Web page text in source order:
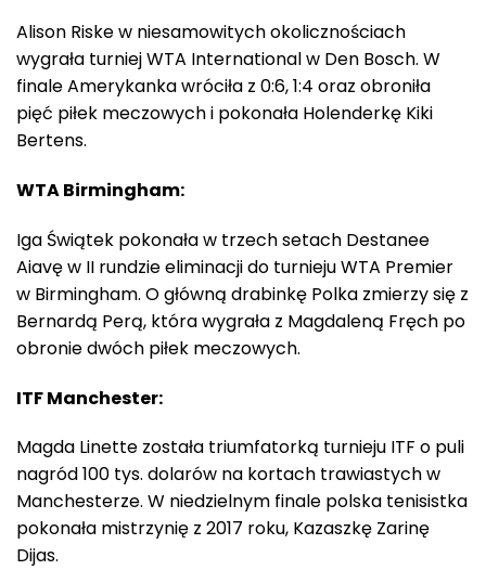
Alison Riske w niesamowitych okolicznościach
wygrała turniej WTA International w Den Bosch. W
finale Amerykanka wróciła z 0:6, 1:4 oraz obroniła
pięć piłek meczowych i pokonała Holenderkę Kiki
Bertens.
WTA Birmingham:
Iga Świątek pokonała w trzech setach Destanee
Aiavę w II rundzie eliminacji do turnieju WTA Premier
w Birmingham. O główną drabinkę Polka zmierzy się z
Bernardą Perą, która wygrała z Magdaleną Fręch po
obronie dwóch piłek meczowych.
ITF Manchester:
Magda Linette została triumfatorką turnieju ITF o puli
nagród 100 tys. dolarów na kortach trawiastych w
Manchesterze. W niedzielnym finale polska tenisistka
pokonała mistrzynię z 2017 roku, Kazaszkę Zarinę
Dijas.